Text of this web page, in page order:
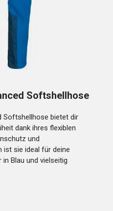
Softshellhose
Softshellhose bietet dir
dank ihres flexiblen
und
ist sie ideal für deine
Blau und vielseitig